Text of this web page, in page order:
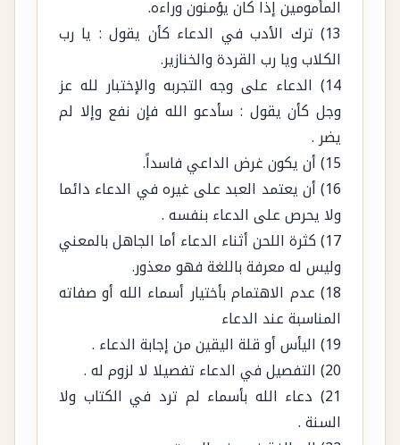
الكلاب ويا رب القردة والخنازير.
14) الدعاء على وجه التجربه والإختبار لله عز
وجل كأن يقول : سأدعو الله فإن نفع وإلا لم
يضر .
15) أن يكون غرض الداعي فاسداً.
16) أن يعتمد العبد على غيره في الدعاء دائما
ولا يحرص على الدعاء بنفسه .
17) كثرة اللحن أثناء الدعاء أما الجاهل بالمعني
وليس له معرفة باللغة فهو معذور.
18) عدم الاهتمام بأختيار أسماء الله أو صفاته
المناسبة عند الدعاء
19) اليأس أو قلة اليقين من إجابة الدعاء .
20) التفصيل في الدعاء تفصيلا لا لزوم له .
21) دعاء الله بأسماء لم ترد في الكتاب ولا
السنة .
22) المبالغة في رفع الصوت .
23) قول بعضهم عند الدعاء : اللهم إني لا